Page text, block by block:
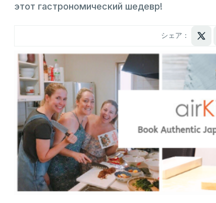
этот гастрономический шедевр!
シェア：